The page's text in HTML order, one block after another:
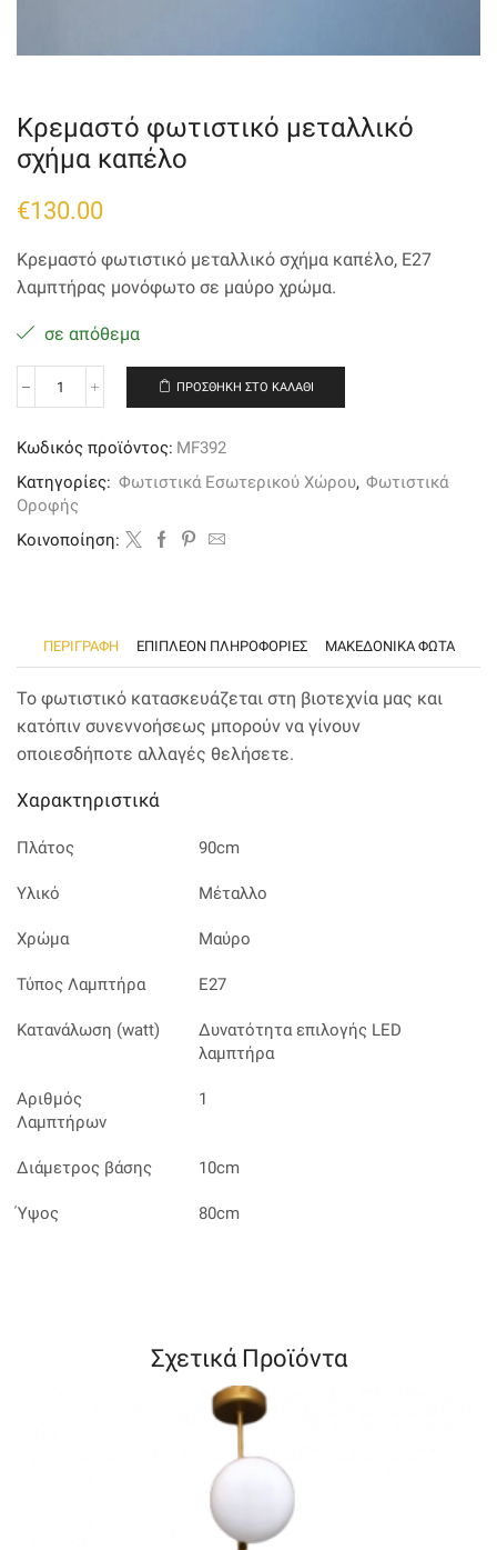
Κρεμαστό φωτιστικό μεταλλικό
σχήμα καπέλο
€130.00
Κρεμαστό φωτιστικό μεταλλικό σχήμα καπέλο, Ε27
λαμπτήρας μονόφωτο σε μαύρο χρώμα.
σε απόθεμα
Κρεμαστό
σχήμα
καπέλο
ποσότητα
ΠΡΟΣΘΉΚΗ ΣΤΟ ΚΑΛΆΘΙ
Κωδικός προϊόντος: MF392
Κατηγορίες: Φωτιστικά Εσωτερικού Χώρου, Φωτιστικά
Οροφής
Kοινοποίηση:
ΠΕΡΙΓΡΑΦΉ ΕΠΙΠΛΈΟΝ ΠΛΗΡΟΦΟΡΊΕΣ ΜΑΚΕΔΟΝΙΚΑ ΦΩΤΑ
Το φωτιστικό κατασκευάζεται στη βιοτεχνία μας και
κατόπιν συνεννοήσεως μπορούν να γίνουν
οποιεσδήποτε αλλαγές θελήσετε.
Χαρακτηριστικά
Πλάτος 90cm
Υλικό Μέταλλο
Χρώμα Μαύρο
Τύπος Λαμπτήρα Ε27
Κατανάλωση (watt)
Δυνατότητα επιλογής LED
λαμπτήρα
Αριθμός
Λαμπτήρων
1
Διάμετρος βάσης 10cm
Ύψος 80cm
Σχετικά Προϊόντα